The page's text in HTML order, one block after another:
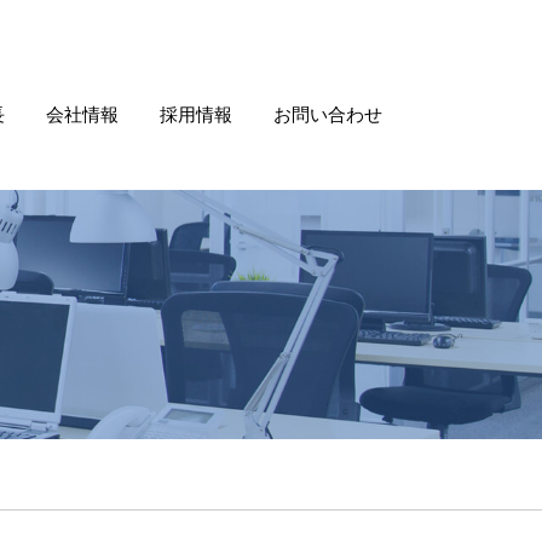
会社情報 採用情報 お問い合わせ